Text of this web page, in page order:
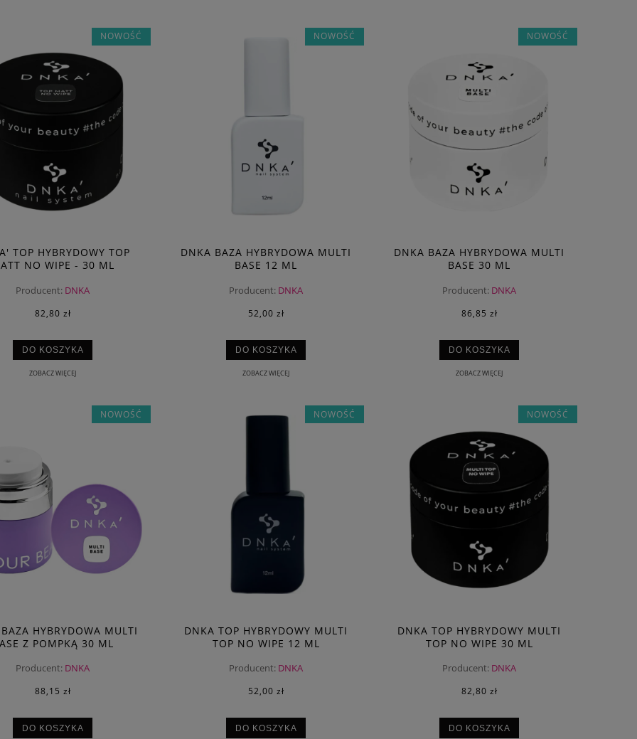
TOP HYBRYDOWY TOP
NO WIPE - 30 ML
Producent: DNKA
82,80 zł
DO KOSZYKA
ZOBACZ WIĘCEJ
NOWOŚĆ
DNKA BAZA HYBRYDOWA MULTI
BASE 12 ML
Producent: DNKA
52,00 zł
DO KOSZYKA
ZOBACZ WIĘCEJ
NOWOŚĆ
DNKA BAZA HYBRYDOWA MULTI
BASE 30 ML
Producent: DNKA
86,85 zł
DO KOSZYKA
ZOBACZ WIĘCEJ
NOWOŚĆ
HYBRYDOWA MULTI
Z POMPKĄ 30 ML
Producent: DNKA
88,15 zł
DO KOSZYKA
NOWOŚĆ
DNKA TOP HYBRYDOWY MULTI
TOP NO WIPE 12 ML
Producent: DNKA
52,00 zł
DO KOSZYKA
NOWOŚĆ
DNKA TOP HYBRYDOWY MULTI
TOP NO WIPE 30 ML
Producent: DNKA
82,80 zł
DO KOSZYKA
NOWOŚĆ